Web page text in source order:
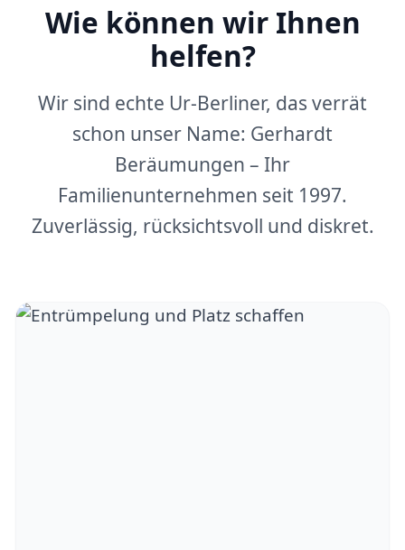
Wie können wir Ihnen
helfen?
Wir sind echte Ur-Berliner, das verrät
schon unser Name: Gerhardt
Beräumungen – Ihr
Familienunternehmen seit 1997.
Zuverlässig, rücksichtsvoll und diskret.